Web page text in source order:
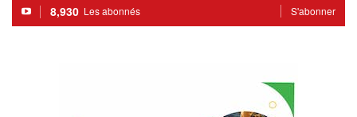
8,930 Les abonnés S'abonner